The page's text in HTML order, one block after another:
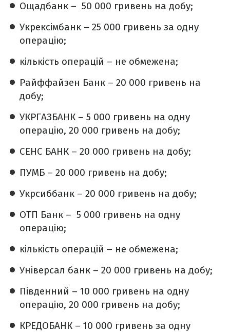
Ощадбанк – 50 000 гривень на добу;
Укрексімбанк – 25 000 гривень за одну
операцію;
кількість операцій – не обмежена;
Райффайзен Банк – 20 000 гривень на
добу;
УКРГАЗБАНК – 5 000 гривень на одну
операцію, 20 000 гривень на добу;
СЕНС БАНК – 20 000 гривень на добу;
ПУМБ – 20 000 гривень на добу;
Укрсиббанк – 20 000 гривень на добу;
ОТП Банк – 5 000 гривень на одну
операцію;
кількість операцій – не обмежена;
Універсал банк – 20 000 гривень на добу;
Південний – 10 000 гривень на одну
операцію, 20 000 гривень на добу;
КРЕДОБАНК – 10 000 гривень за одну